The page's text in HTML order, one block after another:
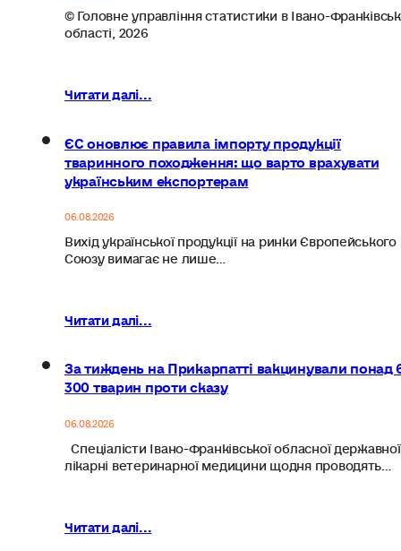
© Головне управління статистики в Івано-
області, 2026
Читати далі...
ЄС оновлює правила імпорту продукції
тваринного походження: що варто врахувати
українським експортерам
06.08.2026
Вихід української продукції на ринки Європейського
Союзу вимагає не лише…
Читати далі...
За тиждень на Прикарпатті вакцинували понад
300 тварин проти сказу
06.08.2026
Спеціалісти Івано-Франківської обласної державної
лікарні ветеринарної медицини щодня проводять…
Читати далі...